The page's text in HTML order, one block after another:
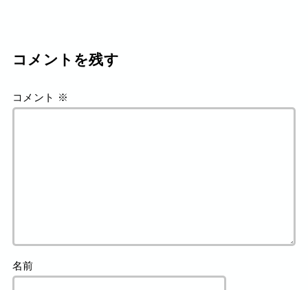
コメントを残す
コメント ※
名前